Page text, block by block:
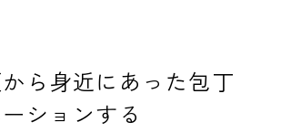
ら身近にあった包丁
ションする